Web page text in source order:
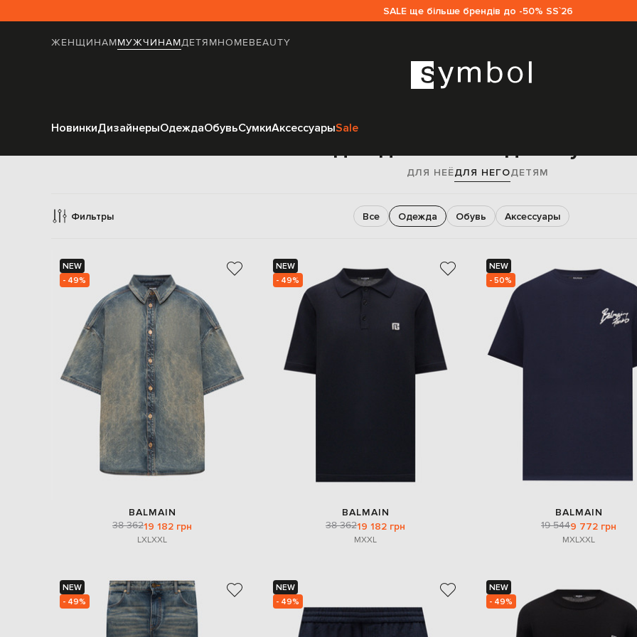
SALE ще більше брендів до -50% SS`26
ЖЕНЩИНАММУЖЧИНАМДЕТЯМHOMEBEAUTY
НовинкиДизайнерыОдеждаОбувьСумкиАксессуарыSale
ДЛЯ НЕЁДЛЯ НЕГОДЕТЯМ
Фильтры Все Одежда Обувь Аксессуары
NEW
- 49%
BALMAIN
38 36219 182 грн
LXLXXL
NEW
- 49%
BALMAIN
38 36219 182 грн
MXXL
NEW
- 50%
BALMAIN
19 5449 772 грн
MXLXXL
NEW
- 49%
NEW
- 49%
NEW
- 49%